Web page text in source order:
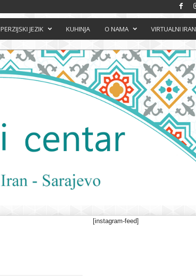
PERZIJSKI JEZIK KUHINJA O NAMA VIRTUALNI IRAN
[instagram-feed]